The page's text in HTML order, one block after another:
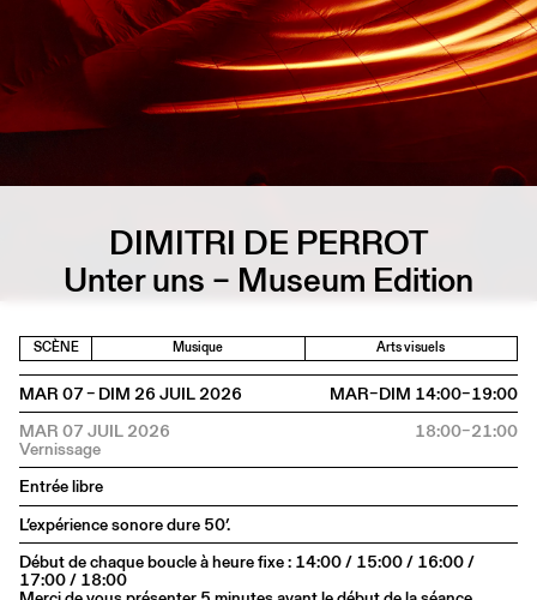
Informations
EN
DIMITRI DE PERROT
Unter uns – Museum Edition
SCÈNE Musique Arts visuels
MAR 07 – DIM 26 JUIL 2026
MAR–DIM 14:00–19:00
MAR 07 JUIL 2026
18:00–21:00
Entrée libre
L’expérience sonore dure 50’.
Début de chaque boucle à heure fixe : 14:00 / 15:00 / 16:00 /
17:00 / 18:00